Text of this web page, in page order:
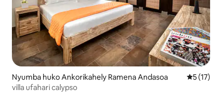
Nyumba huko Ankorikahely Ramena Andasoa Ukadiriaji
5 (17)
villa ufahari calypso